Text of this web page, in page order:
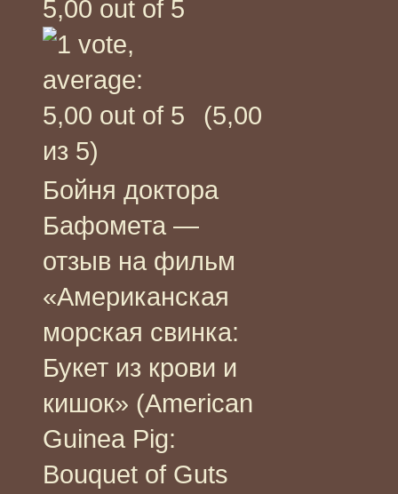
(5,00
из 5)
Бойня доктора
Бафомета —
отзыв на фильм
«Американская
морская свинка:
Букет из крови и
кишок» (American
Guinea Pig:
Bouquet of Guts